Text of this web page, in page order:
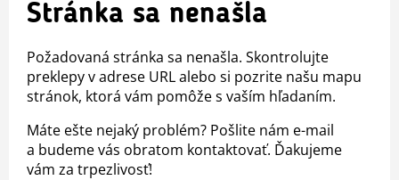
Stránka sa nenašla
Požadovaná stránka sa nenašla. Skontrolujte
preklepy v adrese URL alebo si pozrite našu mapu
stránok, ktorá vám pomôže s vaším hľadaním.
Máte ešte nejaký problém? Pošlite nám e-mail
a budeme vás obratom kontaktovať. Ďakujeme
vám za trpezlivosť!